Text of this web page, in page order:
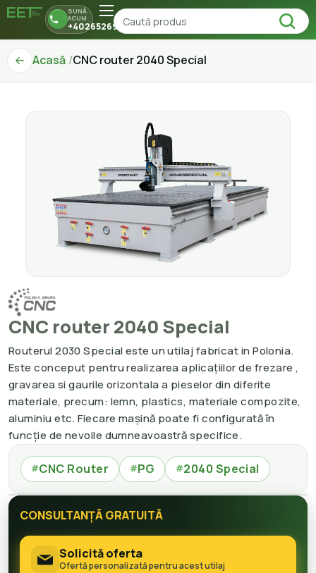
SUNĂ
ACUM
+40265269150
Acasă CNC router 2040 Special
CNC router 2040 Special
Routerul 2030 Special este un utilaj fabricat in Polonia.
Este conceput pentru realizarea aplicațiilor de frezare ,
gravarea si gaurile orizontala a pieselor din diferite
materiale, precum: lemn, plastics, materiale compozite,
aluminiu etc. Fiecare mașină poate fi configurată în
funcție de nevoile dumneavoastră specifice.
#CNC Router #PG #2040 Special
CONSULTANȚĂ GRATUITĂ
Solicită oferta
Ofertă personalizată pentru acest utilaj